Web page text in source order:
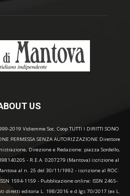
US
2019 Vidiemme Soc. Coop TUTTI I DIRITTI SONO
PERMESSA SENZA AUTORIZZAZIONE Direttore
Direzione e Redazione: piazza Sordello,
- R.E.A. 0207279 (Mantova) iscrizione al
al n. 25 del 30/11/1992 - iscrizione al ROC:
1594-1159 - Pubblicazione online: ISSN 2465-
diretti editoria L. 198/2016 e d.lgs 70/2017 (ex L.